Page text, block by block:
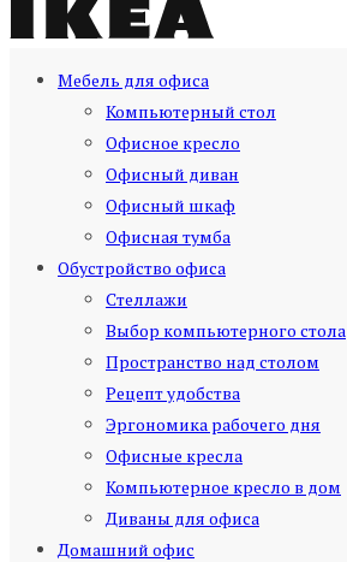
Мебель для офиса
Компьютерный стол
Офисное кресло
Офисный диван
Офисный шкаф
Офисная тумба
Обустройство офиса
Стеллажи
Выбор компьютерного стола
Пространство над столом
Рецепт удобства
Эргономика рабочего дня
Офисные кресла
Компьютерное кресло в дом
Диваны для офиса
Домашний офис